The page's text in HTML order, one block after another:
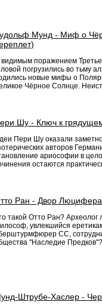
Мунд - Миф о
поражением
погрузились во тьму
новые мифы о
Чёрное Солнце.
Шу - Ключ к
Пери Шу оказали
авторов
ариософии в
остаются
Ран - Двор
такой Отто Ран? Археолог
увлекшийся
СС,
"Наследие
Штрубе-Хаслер -